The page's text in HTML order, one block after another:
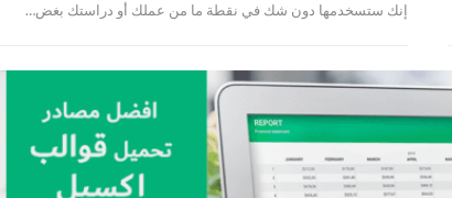
إنك ستسخدمها دون شك في نقطة ما من عملك أو دراستك بغض…